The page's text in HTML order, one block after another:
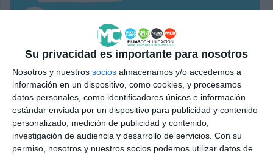
Su privacidad es importante para nosotros
Nosotros y nuestros socios almacenamos y/o accedemos a
información en un dispositivo, como cookies, y procesamos
datos personales, como identificadores únicos e información
estándar enviada por un dispositivo para publicidad y contenido
personalizado, medición de publicidad y contenido,
investigación de audiencia y desarrollo de servicios. Con su
permiso, nosotros y nuestros socios podemos utilizar datos de